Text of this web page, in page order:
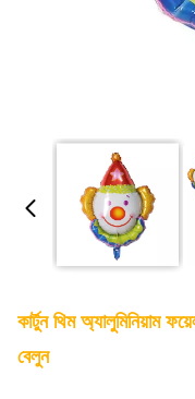
কার্টুন থিম অ্যালুমিনিয়াম
বেলুন